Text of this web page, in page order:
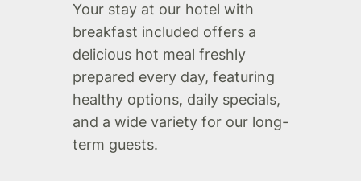
Your stay at our hotel with
breakfast included offers a
delicious hot meal freshly
prepared every day, featuring
healthy options, daily specials,
and a wide variety for our long-
term guests.